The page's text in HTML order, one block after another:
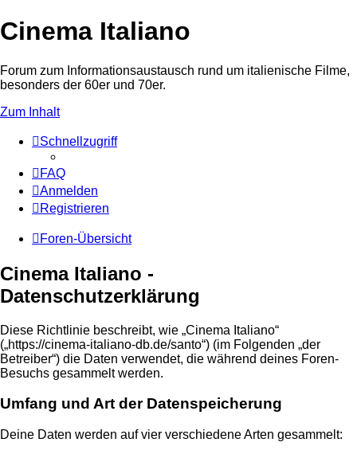
Cinema Italiano
Forum zum Informationsaustausch rund um italienische Filme,
besonders der 60er und 70er.
Zum Inhalt
Schnellzugriff
FAQ
Anmelden
Registrieren
Foren-Übersicht
Cinema Italiano -
Datenschutzerklärung
Diese Richtlinie beschreibt, wie „Cinema Italiano“
(„https://cinema-italiano-db.de/santo“) (im Folgenden „der
Betreiber“) die Daten verwendet, die während deines Foren-
Besuchs gesammelt werden.
Umfang und Art der Datenspeicherung
Deine Daten werden auf vier verschiedene Arten gesammelt: